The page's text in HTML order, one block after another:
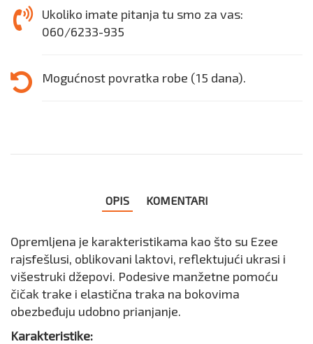
Ukoliko imate pitanja tu smo za vas:
060/6233-935
Mogućnost povratka robe (15 dana).
OPIS KOMENTARI
Opremljena je karakteristikama kao što su Ezee
rajsfešlusi, oblikovani laktovi, reflektujući ukrasi i
višestruki džepovi. Podesive manžetne pomoću
čičak trake i elastična traka na bokovima
obezbeđuju udobno prianjanje.
Karakteristike: